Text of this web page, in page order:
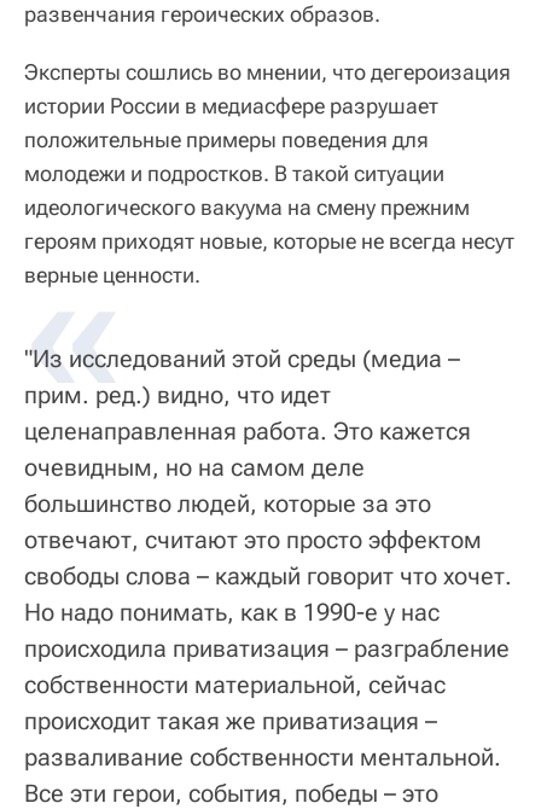
развенчания героических образов.
Эксперты сошлись во мнении, что дегероизация
истории России в медиасфере разрушает
положительные примеры поведения для
молодежи и подростков. В такой ситуации
идеологического вакуума на смену прежним
героям приходят новые, которые не всегда несут
верные ценности.
«
"Из исследований этой среды (медиа –
прим. ред.) видно, что идет
целенаправленная работа. Это кажется
очевидным, но на самом деле
большинство людей, которые за это
отвечают, считают это просто эффектом
свободы слова – каждый говорит что хочет.
Но надо понимать, как в 1990-е у нас
происходила приватизация – разграбление
собственности материальной, сейчас
происходит такая же приватизация –
разваливание собственности ментальной.
Все эти герои, события, победы – это